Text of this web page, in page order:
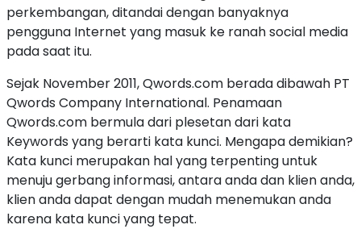
perkembangan, ditandai dengan banyaknya
pengguna Internet yang masuk ke ranah social media
pada saat itu.
Sejak November 2011, Qwords.com berada dibawah PT
Qwords Company International. Penamaan
Qwords.com bermula dari plesetan dari kata
Keywords yang berarti kata kunci. Mengapa demikian?
Kata kunci merupakan hal yang terpenting untuk
menuju gerbang informasi, antara anda dan klien anda,
klien anda dapat dengan mudah menemukan anda
karena kata kunci yang tepat.